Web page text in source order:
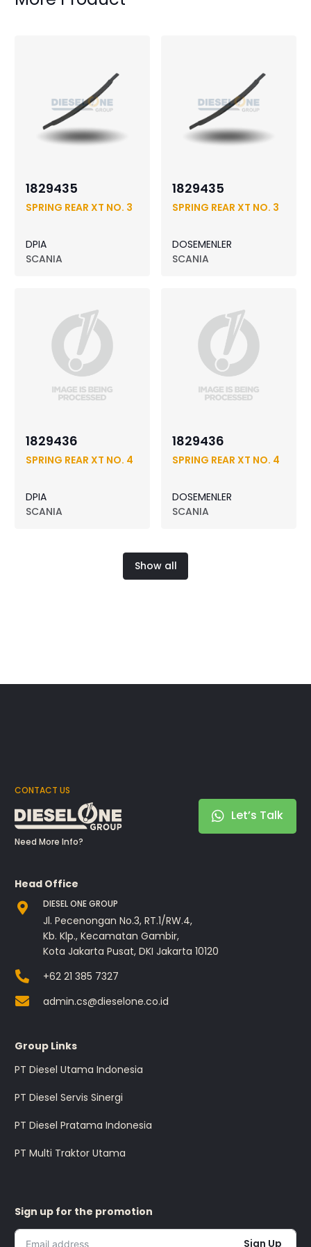
1829435
SPRING REAR XT NO. 3
DPIA
SCANIA
1829435
SPRING REAR XT NO. 3
DOSEMENLER
SCANIA
1829436
SPRING REAR XT NO. 4
DPIA
SCANIA
1829436
SPRING REAR XT NO. 4
DOSEMENLER
SCANIA
Show all
CONTACT US
Need More Info?
Let’s Talk
Head Office
DIESEL ONE GROUP
Jl. Pecenongan No.3, RT.1/RW.4,
Kb. Klp., Kecamatan Gambir,
Kota Jakarta Pusat, DKI Jakarta 10120
+62 21 385 7327
admin.cs@dieselone.co.id
Group Links
PT Diesel Utama Indonesia
PT Diesel Servis Sinergi
PT Diesel Pratama Indonesia
PT Multi Traktor Utama
Sign up for the promotion
Sign Up